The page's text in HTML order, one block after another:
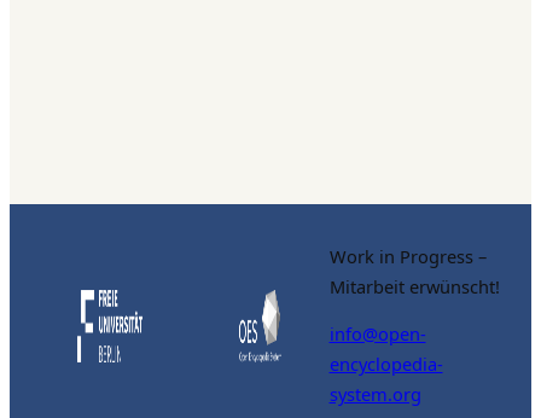
Work in Progress –
Mitarbeit erwünscht!
info@open-
encyclopedia-
system.org